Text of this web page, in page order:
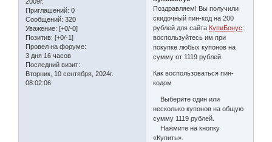
2009г.
Приглашений: 0
Сообщений: 320
Уважение: [+0/-0]
Позитив: [+0/-1]
Провел на форуме:
3 дня 16 часов
Последний визит:
Вторник, 10 сентября, 2024г.
08:02:06
Поздравляем! Вы получили
скидочный пин-код на 200
рублей для сайта КупиБонус:
воспользуйтесь им при
покупке любых купонов на
сумму от 1119 рублей.
Как воспользоваться пин-
кодом
Выберите один или
несколько купонов на общую
сумму 1119 рублей.
Нажмите на кнопку
«Купить».